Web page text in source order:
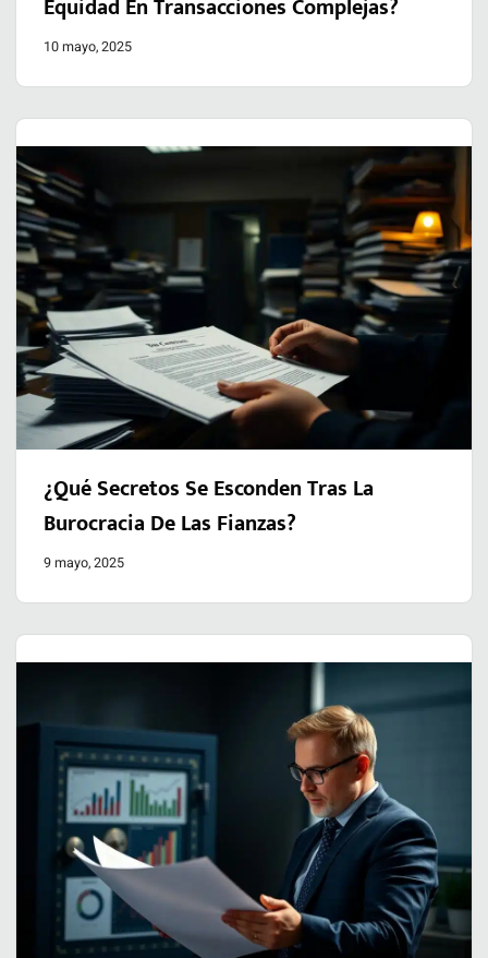
10 mayo, 2025
¿Qué Secretos Se Esconden Tras La
Burocracia De Las Fianzas?
9 mayo, 2025